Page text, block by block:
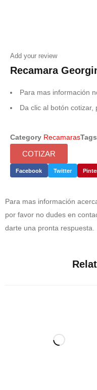
Add your review
Recamara
Para mas información
Da clic al botón cotizar,
Category RecamarasTags
COTIZAR
Facebook Twitter
Para mas información
por favor no dudes en
darte una pronta respuesta.